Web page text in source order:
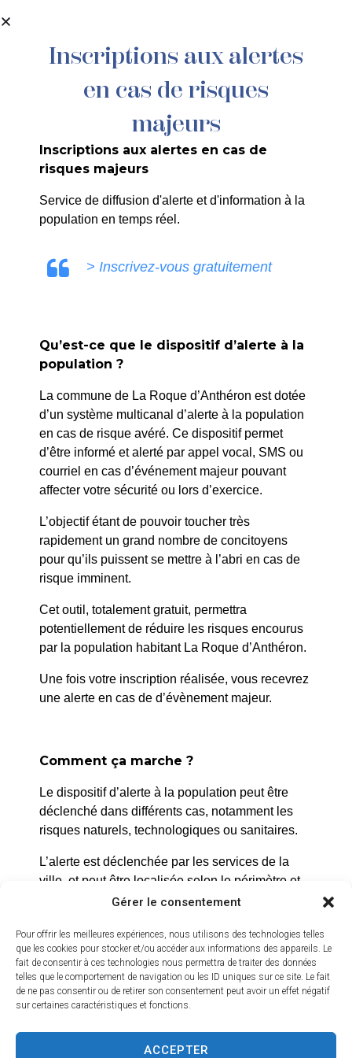
Gérer le consentement
Pour offrir les meilleures expériences, nous utilisons des technologies telles
que les cookies pour stocker et/ou accéder aux informations des appareils. Le
fait de consentir à ces technologies nous permettra de traiter des données
telles que le comportement de navigation ou les ID uniques sur ce site. Le fait
de ne pas consentir ou de retirer son consentement peut avoir un effet négatif
sur certaines caractéristiques et fonctions.
ACCEPTER
principal
103/26 – ARRÊTÉ PORTANT
DÉLÉGATION EN MATIÈRE
D’OPÉRATIONS FUNÉRAIRES
66/26 – ARRÊTÉ DÉLÉGATION EN MATIÈRE
D’OPÉRATIONS FUNÉRAIRES
104/26 – ARRÊTÉ PORTANT DÉLÉGATION EN
MATIÈRE D’OPÉRATIONS FUNÉRAIRES
La Roque d’Anthéron
2 avenue de l’Europe Unie,
Nous contacter
Horaires d'ouverture
Du lundi au jeudi :
de 8h30 à 11h30 et de 14h à 16h
Le vendredi :
Inscriptions aux alertes
en cas de risques
majeurs
Inscriptions aux alertes en cas de
risques majeurs
Service de diffusion d'alerte et d'information à la
population en temps réel.
> Inscrivez-vous gratuitement
Qu’est-ce que le dispositif d’alerte à la
population ?
La commune de La Roque d’Anthéron est dotée
d’un système multicanal d’alerte à la population
en cas de risque avéré. Ce dispositif permet
d’être informé et alerté par appel vocal, SMS ou
courriel en cas d’événement majeur pouvant
affecter votre sécurité ou lors d’exercice.
L’objectif étant de pouvoir toucher très
rapidement un grand nombre de concitoyens
pour qu’ils puissent se mettre à l’abri en cas de
risque imminent.
Cet outil, totalement gratuit, permettra
potentiellement de réduire les risques encourus
par la population habitant La Roque d’Anthéron.
Une fois votre inscription réalisée, vous recevrez
une alerte en cas de d’évènement majeur.
Comment ça marche ?
Le dispositif d’alerte à la population peut être
déclenché dans différents cas, notamment les
risques naturels, technologiques ou sanitaires.
L’alerte est déclenchée par les services de la
ville, et peut être localisée selon le périmètre et
l’étendue du risque.
Prenez quelques minutes pour vous inscrire et
bénéficier gratuitement de ce service d’alerte :
https://inscription.cedralis.com/
Comment sont utilisées les données